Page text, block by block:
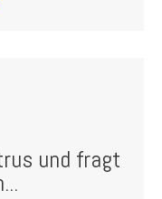
und fragt